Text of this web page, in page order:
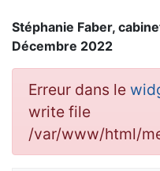
Stéphanie Faber,
Décembre 2022
Erreur dans le
write file
/var/www/html/